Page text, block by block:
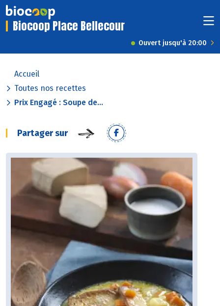
Biocoop Place Bellecour
Ouvert jusqu'à 20:00
Accueil
Toutes nos recettes
Prix Engagé : Soupe de...
Partager sur